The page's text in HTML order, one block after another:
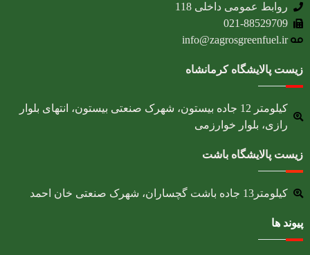
روابط عمومی داخلی 118
021-88529709
info@zagrosgreenfuel.ir​
زیست پالایشگاه کرمانشاه
کیلومتر 12 جاده بیستون، شهرک صنعتی بیستون، انتهای بلوار
رازی، بلوار خوارزمی
زیست پالایشگاه باشت
کیلومتر13 جاده باشت گچساران، شهرک صنعتی خان احمد
پیوند ها